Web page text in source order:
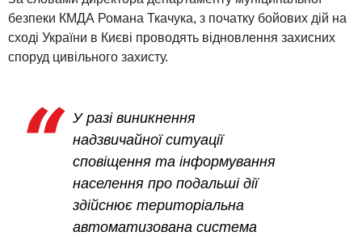
безпеки КМДА Романа Ткачука, з початку бойових дій на
сході України в Києві проводять відновлення захисних
споруд цивільного захисту.
У разі виникнення
надзвичайної ситуації
сповіщення та інформування
населення про подальші дії
здійснює територіальна
автоматизована система